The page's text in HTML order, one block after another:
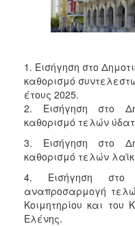
2011
2010
ΠΟΛΙΤΙΣΜΟΣ
ΑΝΘΕΚΤΙΚΗ
ΠΟΛΗ
1. Εισήγηση στο
καθορισμό
έτους 2025.
2. Εισήγηση στο
καθορισμό τελών
3. Εισήγηση στο
καθορισμό τελών
4. Εισήγηση στο
αναπροσαρμογή
Κοιμητηρίου και του
Ελένης.